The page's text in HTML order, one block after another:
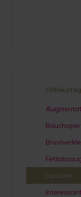
Lipödem
Interessant